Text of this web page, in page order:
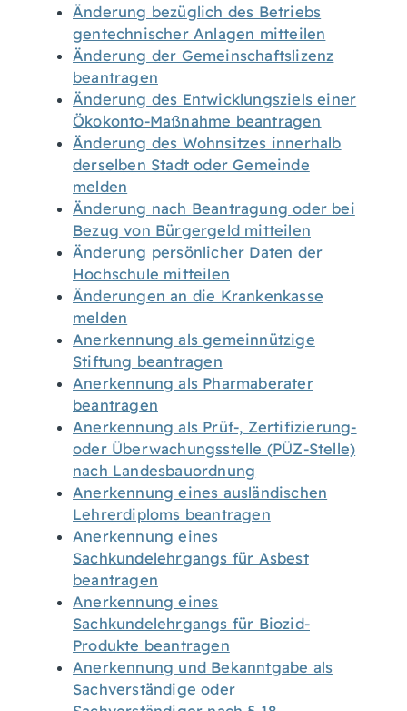
Änderung bezüglich des Betriebs
gentechnischer Anlagen mitteilen
Änderung der Gemeinschaftslizenz
beantragen
Änderung des Entwicklungsziels einer
Ökokonto-Maßnahme beantragen
Änderung des Wohnsitzes innerhalb
derselben Stadt oder Gemeinde
melden
Änderung nach Beantragung oder bei
Bezug von Bürgergeld mitteilen
Änderung persönlicher Daten der
Hochschule mitteilen
Änderungen an die Krankenkasse
melden
Anerkennung als gemeinnützige
Stiftung beantragen
Anerkennung als Pharmaberater
beantragen
Anerkennung als Prüf-, Zertifizierung-
oder Überwachungsstelle (PÜZ-Stelle)
nach Landesbauordnung
Anerkennung eines ausländischen
Lehrerdiploms beantragen
Anerkennung eines
Sachkundelehrgangs für Asbest
beantragen
Anerkennung eines
Sachkundelehrgangs für Biozid-
Produkte beantragen
Anerkennung und Bekanntgabe als
Sachverständige oder